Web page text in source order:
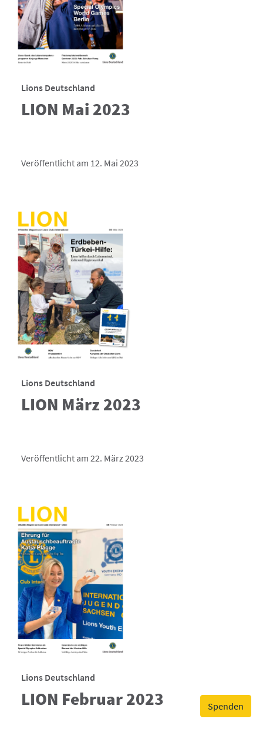
Spenden
Lions Deutschland
LION Mai 2023
Veröffentlicht am 12. Mai 2023
Lions Deutschland
LION März 2023
Veröffentlicht am 22. März 2023
Lions Deutschland
LION Februar 2023